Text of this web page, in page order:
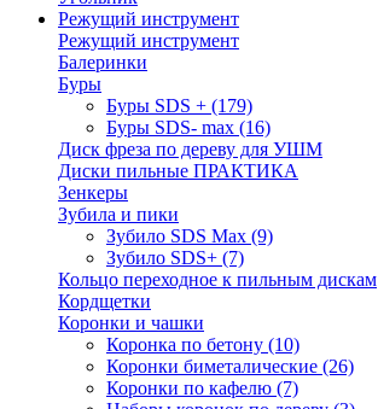
Режущий инструмент
Режущий инструмент
Балеринки
Буры
Буры SDS + (179)
Буры SDS- max (16)
Диск фреза по дереву для УШМ
Диски пильные ПРАКТИКА
Зенкеры
Зубила и пики
Зубило SDS Max (9)
Зубило SDS+ (7)
Кольцо переходное к пильным дискам
Кордщетки
Коронки и чашки
Коронка по бетону (10)
Коронки биметалические (26)
Коронки по кафелю (7)